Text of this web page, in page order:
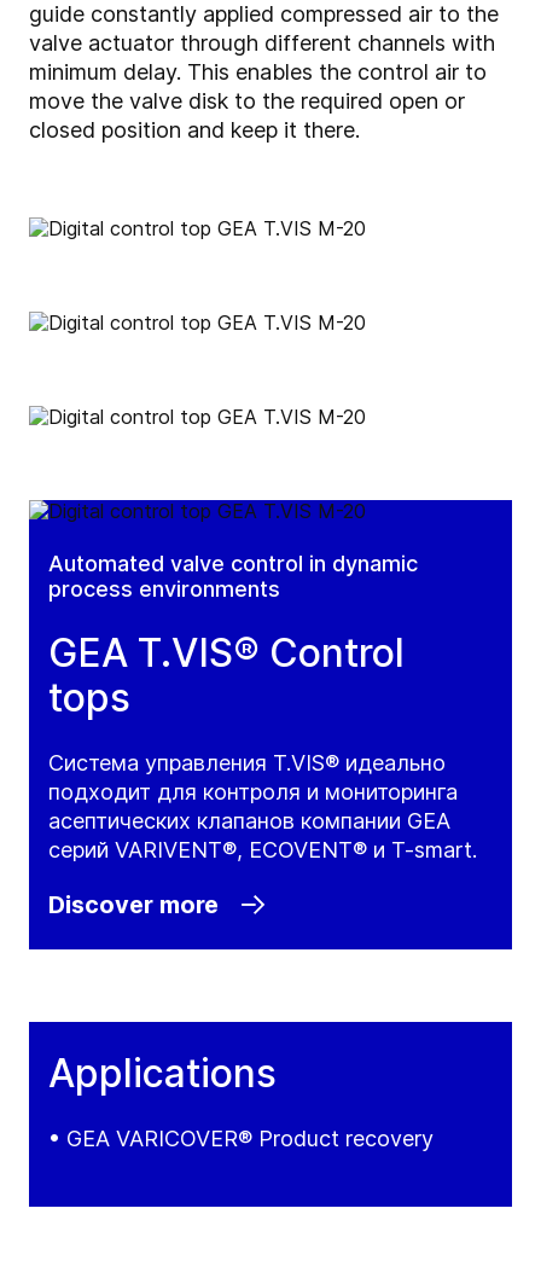
guide constantly applied compressed air to the
valve actuator through different channels with
minimum delay. This enables the control air to
move the valve disk to the required open or
closed position and keep it there.
Automated valve control in dynamic
process environments
GEA T.VIS® Control
tops
Система управления T.VIS® идеально
подходит для контроля и мониторинга
асептических клапанов компании GEA
серий VARIVENT®, ECOVENT® и T-smart.
Discover more
Applications
• GEA VARICOVER® Product recovery